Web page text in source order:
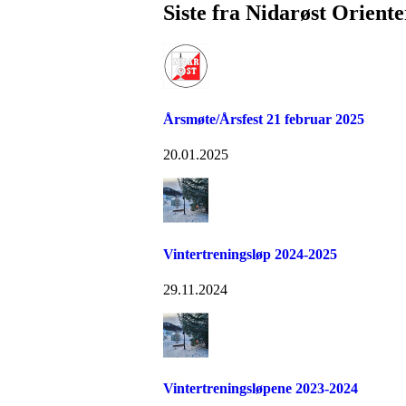
Siste fra Nidarøst
Årsmøte/Årsfest 21 februar 2025
20.01.2025
Vintertreningsløp 2024-2025
29.11.2024
Vintertreningsløpene 2023-2024